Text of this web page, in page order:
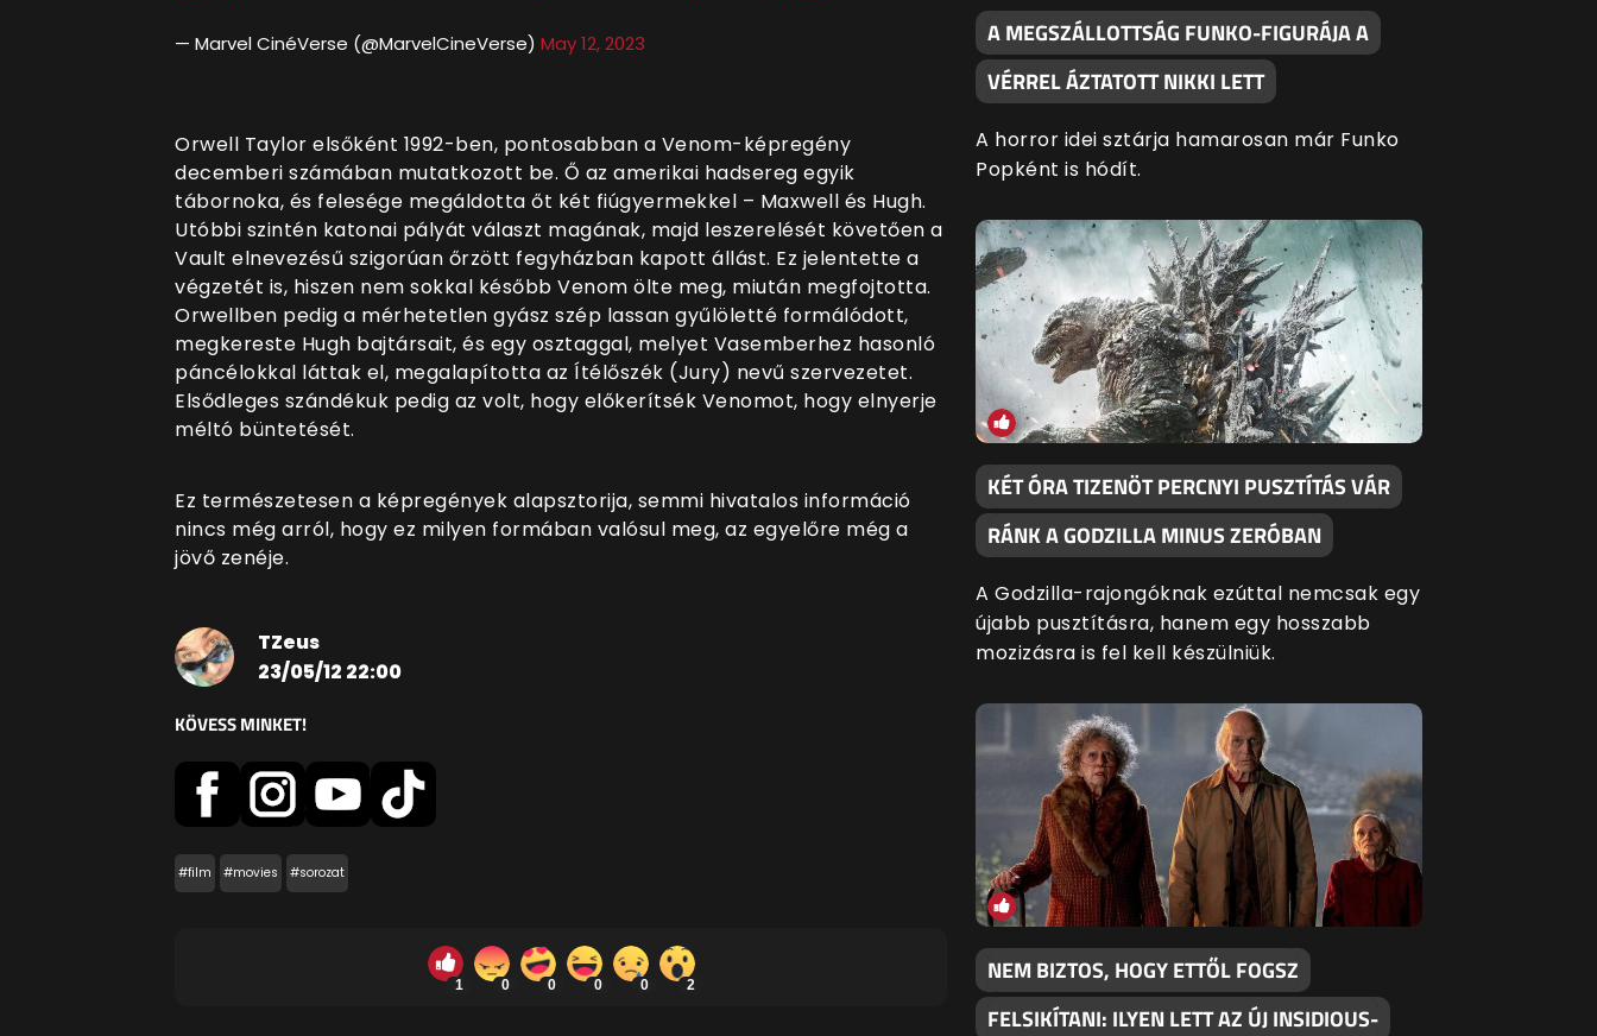
— Marvel CinéVerse (@MarvelCineVerse) May 12, 2023
Orwell Taylor elsőként 1992-ben, pontosabban a Venom-képregény
decemberi számában mutatkozott be. Ő az amerikai hadsereg egyik
tábornoka, és felesége megáldotta őt két fiúgyermekkel – Maxwell és Hugh.
Utóbbi szintén katonai pályát választ magának, majd leszerelését követően a
Vault elnevezésű szigorúan őrzött fegyházban kapott állást. Ez jelentette a
végzetét is, hiszen nem sokkal később Venom ölte meg, miután megfojtotta.
Orwellben pedig a mérhetetlen gyász szép lassan gyűlöletté formálódott,
megkereste Hugh bajtársait, és egy osztaggal, melyet Vasemberhez hasonló
páncélokkal láttak el, megalapította az Ítélőszék (Jury) nevű szervezetet.
Elsődleges szándékuk pedig az volt, hogy előkerítsék Venomot, hogy elnyerje
méltó büntetését.
Ez természetesen a képregények alapsztorija, semmi hivatalos információ
nincs még arról, hogy ez milyen formában valósul meg, az egyelőre még a
jövő zenéje.
TZeus
23/05/12 22:00
KÖVESS MINKET!
#film #movies #sorozat
1 0 0 0 0 2
A MEGSZÁLLOTTSÁG FUNKO-FIGURÁJA A
VÉRREL ÁZTATOTT NIKKI LETT
A horror idei sztárja hamarosan már Funko
Popként is hódít.
KÉT ÓRA TIZENÖT PERCNYI PUSZTÍTÁS VÁR
RÁNK A GODZILLA MINUS ZERÓBAN
A Godzilla-rajongóknak ezúttal nemcsak egy
újabb pusztításra, hanem egy hosszabb
mozizásra is fel kell készülniük.
NEM BIZTOS, HOGY ETTŐL FOGSZ
FELSIKÍTANI: ILYEN LETT AZ ÚJ INSIDIOUS-